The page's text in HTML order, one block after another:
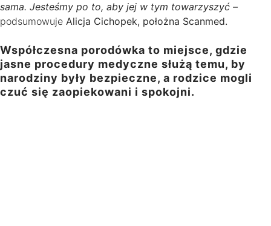
sama. Jesteśmy po to, aby jej w tym towarzyszyć –
podsumowuje Alicja Cichopek, położna Scanmed.
Współczesna porodówka to miejsce, gdzie
jasne procedury medyczne służą temu, by
narodziny były bezpieczne, a rodzice mogli
czuć się zaopiekowani i spokojni.